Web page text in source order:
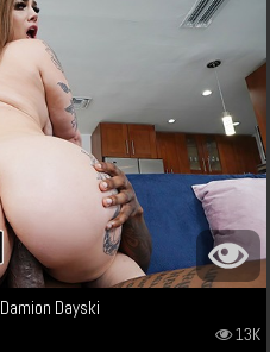
Damion Dayski
13K